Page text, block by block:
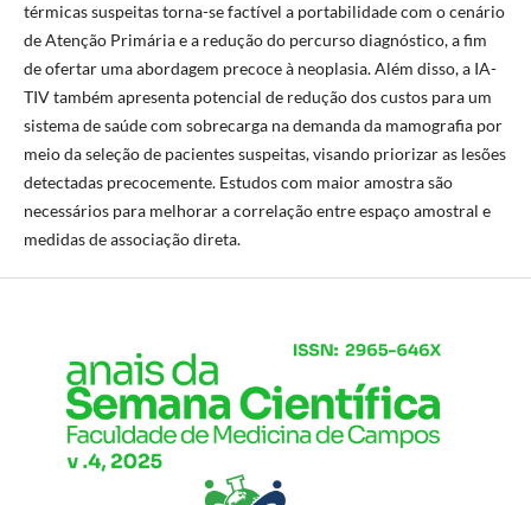
térmicas suspeitas torna-se factível a portabilidade com o cenário
de Atenção Primária e a redução do percurso diagnóstico, a fim
de ofertar uma abordagem precoce à neoplasia. Além disso, a IA-
TIV também apresenta potencial de redução dos custos para um
sistema de saúde com sobrecarga na demanda da mamografia por
meio da seleção de pacientes suspeitas, visando priorizar as lesões
detectadas precocemente. Estudos com maior amostra são
necessários para melhorar a correlação entre espaço amostral e
medidas de associação direta.